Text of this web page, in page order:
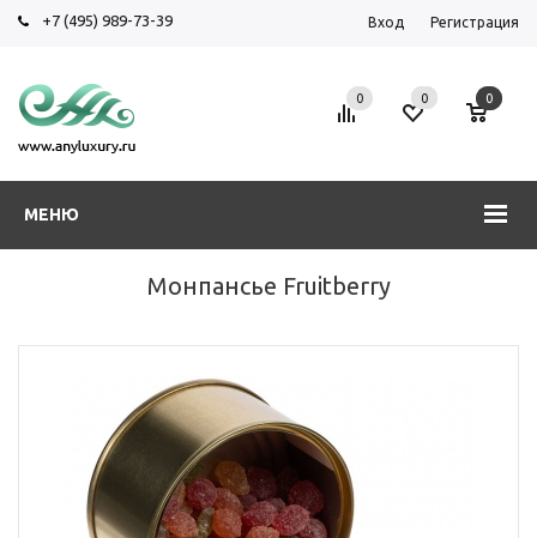
+7 (495) 989-73-39 Вход Регистрация
МЕНЮ
0 0 0
Монпансье Fruitberry